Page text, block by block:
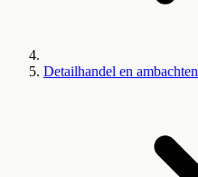
Detailhandel en ambachten